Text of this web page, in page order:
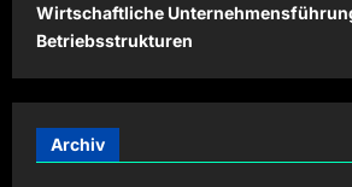
Wirtschaftliche
Betriebsstrukturen
Archiv